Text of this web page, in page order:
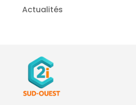
Actualités